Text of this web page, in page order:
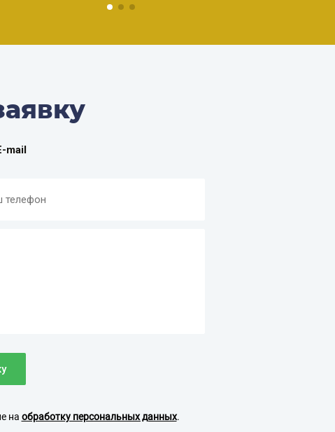
mail
на обработку персональных данных.